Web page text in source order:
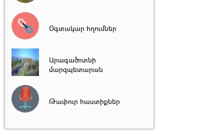
Օգտակար հղումներ
Արագածոտնի
մարզպետարան
Թափուր հաստիքներ